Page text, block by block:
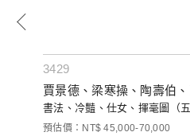
3429
賈景德、梁寒操、陶壽伯
書法、冷豔、仕女、揮毫圖（五
預估價：NT$ 45,000-70,000